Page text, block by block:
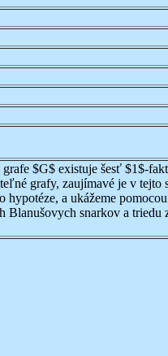
$G$ existuje šesť $1$-
grafy, zaujímavé je v
a ukážeme
snarkov a